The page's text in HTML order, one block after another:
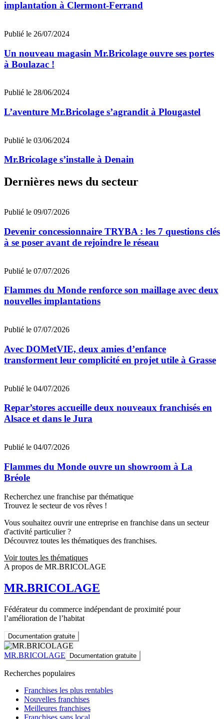
implantation à Clermont-Ferrand
Publié le 26/07/2024
Un nouveau magasin Mr.Bricolage ouvre ses portes
à Boulazac !
Publié le 28/06/2024
L’aventure Mr.Bricolage s’agrandit à Plougastel
Publié le 03/06/2024
Mr.Bricolage s’installe à Denain
Dernières news du secteur
Publié le 09/07/2026
Devenir concessionnaire TRYBA : les 7 questions clés
à se poser avant de rejoindre le réseau
Publié le 07/07/2026
Flammes du Monde renforce son maillage avec deux
nouvelles implantations
Publié le 07/07/2026
Avec DOMetVIE, deux amies d’enfance
transforment leur complicité en projet utile à Grasse
Publié le 04/07/2026
Repar’stores accueille deux nouveaux franchisés en
Alsace et dans le Jura
Publié le 04/07/2026
Flammes du Monde ouvre un showroom à La
Bréole
Recherchez une franchise par thématique
Trouvez le secteur de vos rêves !
Vous souhaitez ouvrir une entreprise en franchise dans un secteur
d'activité particulier ?
Découvrez toutes les thématiques des franchises.
Voir toutes les thématiques
A propos de MR.BRICOLAGE
MR.BRICOLAGE
Fédérateur du commerce indépendant de proximité pour
l’amélioration de l’habitat
Documentation gratuite
MR.BRICOLAGE Documentation gratuite
Recherches populaires
Franchises les plus rentables
Nouvelles franchises
Meilleures franchises